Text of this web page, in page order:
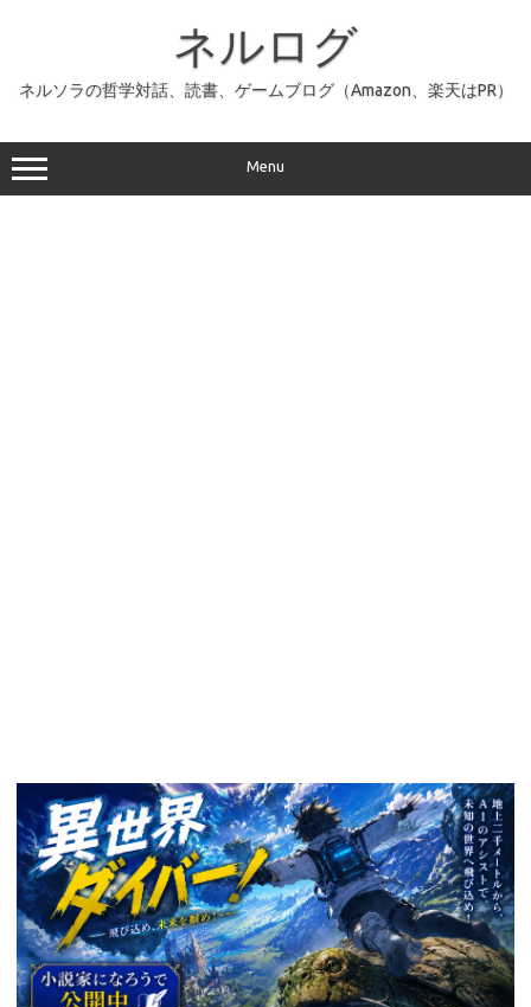
ッ
プ
ネルログ
ネルソラの哲学対話、読書、ゲームブログ（Amazon、楽天はPR）
Menu